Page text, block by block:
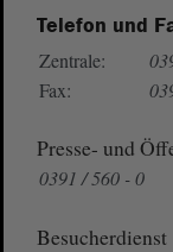
Telefon und
Zentrale:
Fax:
Presse- und
0391 / 560 - 0
Besucherdienst